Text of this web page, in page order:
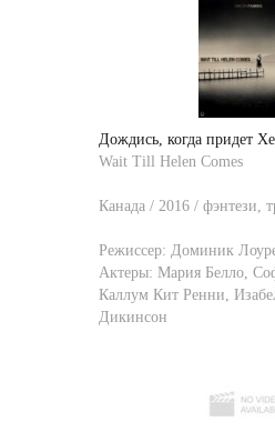
Дождись, когда придет
Wait Till Helen Comes
Канада / 2016 / фэнтези,
Режиссер: Доминик
Актеры: Мария Белло
Каллум Кит Ренни
Дикинсон